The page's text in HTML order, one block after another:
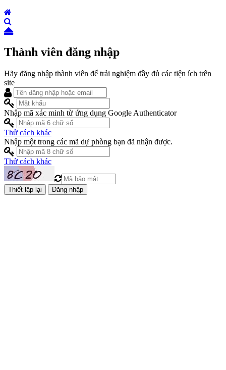
Thành viên đăng nhập
Hãy đăng nhập thành viên để trải nghiệm đầy đủ các tiện ích trên
site
Nhập mã xác minh từ ứng dụng Google Authenticator
Thử cách khác
Nhập một trong các mã dự phòng bạn đã nhận được.
Thử cách khác
Đăng nhập